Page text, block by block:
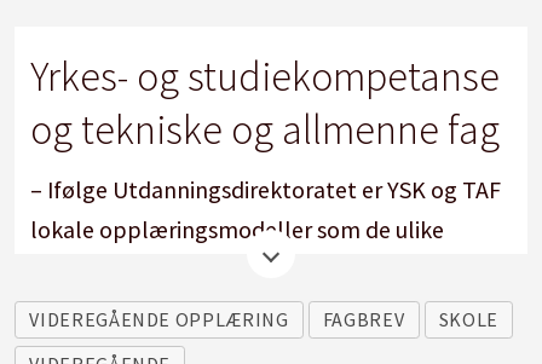
Yrkes- og studiekompetanse
og tekniske og allmenne fag
– Ifølge Utdanningsdirektoratet er YSK og TAF
lokale opplæringsmodeller som de ulike
– En kartleggingsrunde hos fylkeskommunene
VIDEREGÅENDE OPPLÆRING FAGBREV
SKOLE